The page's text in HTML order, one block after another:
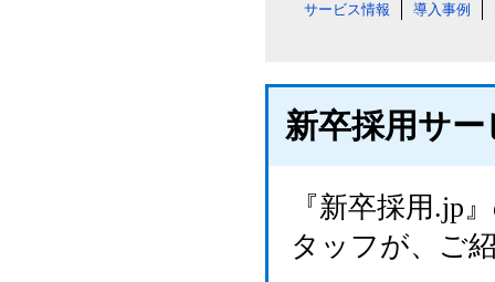
サービス情報 導入事例
新卒採用サ
『新卒採用.jp
タッフが、ご